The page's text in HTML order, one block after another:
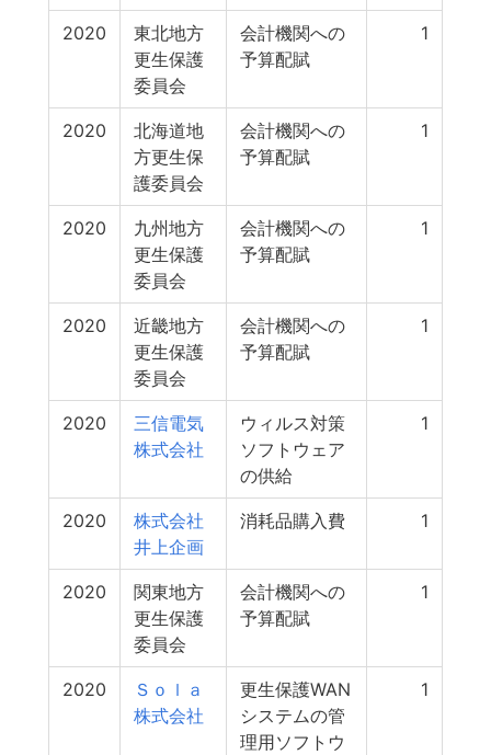
2020
東北地方
更生保護
委員会
会計機関への
予算配賦
1
2020
北海道地
方更生保
護委員会
会計機関への
予算配賦
1
2020
九州地方
更生保護
委員会
会計機関への
予算配賦
1
2020
近畿地方
更生保護
委員会
会計機関への
予算配賦
1
2020
三信電気
株式会社
ウィルス対策
ソフトウェア
の供給
1
2020
株式会社
井上企画
消耗品購入費 1
2020
関東地方
更生保護
委員会
会計機関への
予算配賦
1
2020
Ｓｏｌａ
株式会社
更生保護WAN
システムの管
理用ソフトウ
1